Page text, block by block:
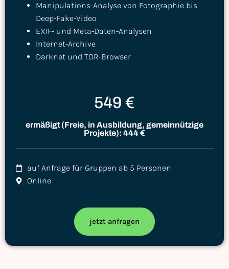
Manipulations-Analyse von Fotographie bis
Deep-Fake-Video
EXIF- und Meta-Daten-Analysen
Internet-Archive
Darknet und TOR-Browser
549 €
ermäßigt (Freie, in Ausbildung, gemeinnützige
Projekte): 444 €
auf Anfrage für Gruppen ab 5 Personen
Online
jetzt anfragen